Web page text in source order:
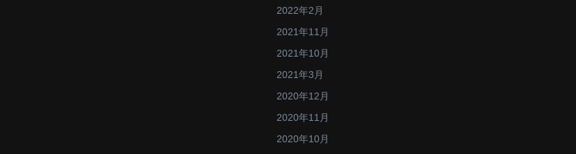
2022年2月
2021年11月
2021年10月
2021年3月
2020年12月
2020年11月
2020年10月